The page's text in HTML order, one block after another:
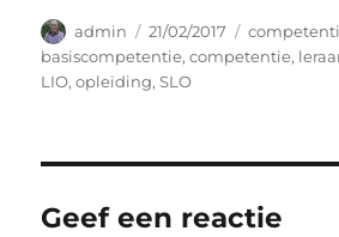
Auteur
admin
Geplaatst
op
21/02/2017
basiscompetentie,competentie,
LIO,opleiding,SLO
Geef een reactie